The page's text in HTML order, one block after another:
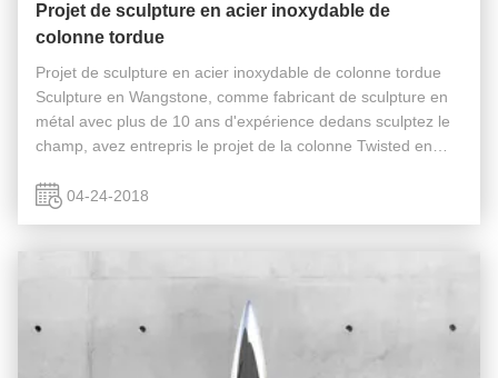
Projet de sculpture en acier inoxydable de
colonne tordue
Projet de sculpture en acier inoxydable de colonne tordue
Sculpture en Wangstone, comme fabricant de sculpture en
métal avec plus de 10 ans d'expérience dedans sculptez le
champ, avez entrepris le projet de la colonne Twisted en
LLC de porte ...
04-24-2018